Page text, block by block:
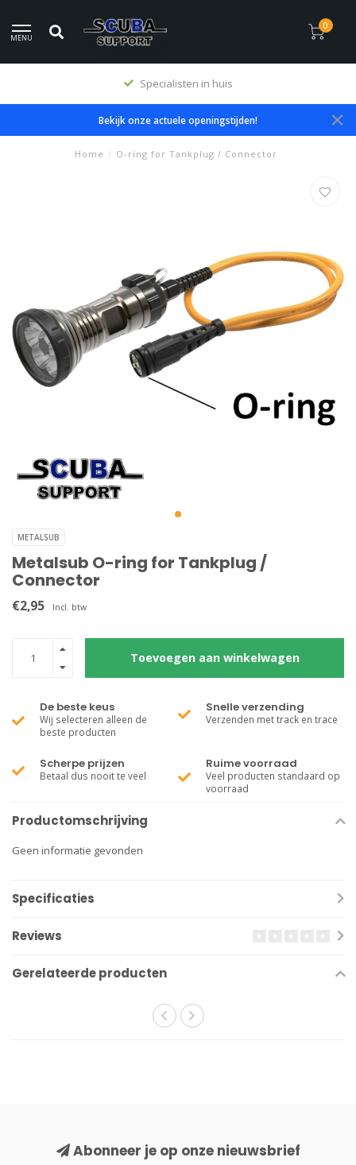
MENU
0
Specialisten in huis
Bekijk onze actuele openingstijden!
Home / O-ring for Tankplug / Connector
METALSUB
Metalsub O-ring for Tankplug /
Connector
€2,95 Incl. btw
Toevoegen aan winkelwagen
De beste keus
Wij selecteren alleen de
beste producten
Snelle verzending
Verzenden met track en trace
Scherpe prijzen
Betaal dus nooit te veel
Ruime voorraad
Veel producten standaard op
voorraad
Productomschrijving
Geen informatie gevonden
Specificaties
Reviews
Gerelateerde producten
Abonneer je op onze nieuwsbrief